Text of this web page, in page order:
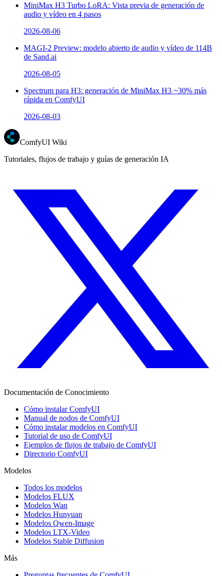
MiniMax H3 Turbo LoRA: Vista previa de generación de
audio y vídeo en 4 pasos
2026-08-06
MAGI-2 Preview: modelo abierto de audio y vídeo de 114B
de Sand.ai
2026-08-05
Spectrum para H3: generación de MiniMax H3 ~30% más
rápida en ComfyUI
2026-08-03
ComfyUI Wiki
Tutoriales, flujos de trabajo y guías de generación IA
Documentación de Conocimiento
Cómo instalar ComfyUI
Manual de nodos de ComfyUI
Cómo instalar modelos en ComfyUI
Tutorial de uso de ComfyUI
Ejemplos de flujos de trabajo de ComfyUI
Directorio ComfyUI
Modelos
Todos los modelos
Modelos FLUX
Modelos Wan
Modelos Hunyuan
Modelos Qwen-Image
Modelos LTX-Video
Modelos Stable Diffusion
Más